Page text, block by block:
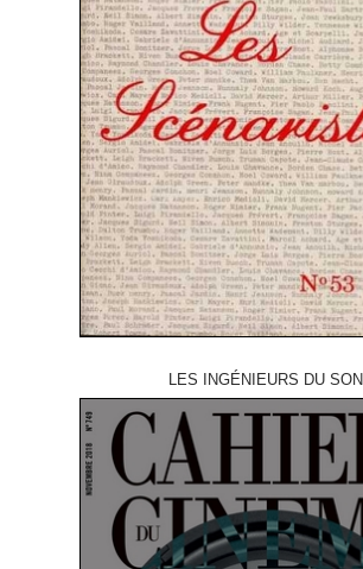
LES INGÉNIEURS DU SON